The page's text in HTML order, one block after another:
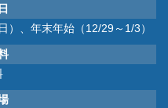
）、年末年始（12/29～1/3）